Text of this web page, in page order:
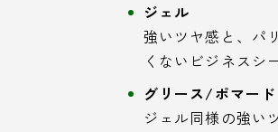
ジェル
強いツヤ感と、パ
くないビジネスシ
グリース/ポマード
ジェル同様の強い